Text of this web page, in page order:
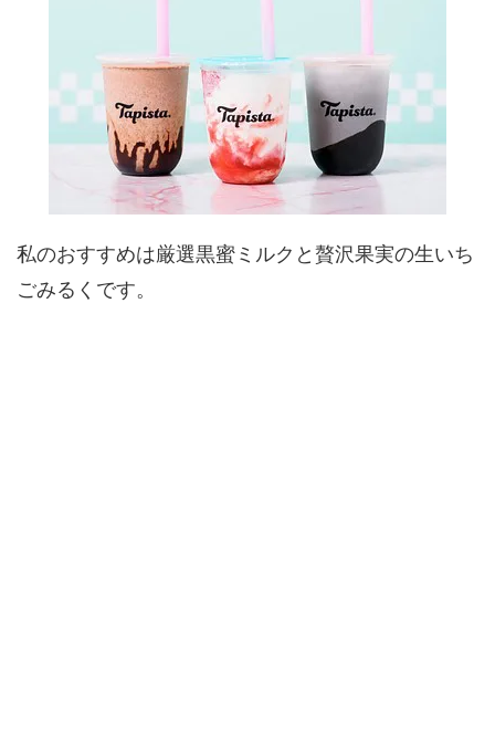
私のおすすめは厳選黒蜜ミルクと贅沢果実の生いち
ごみるくです。